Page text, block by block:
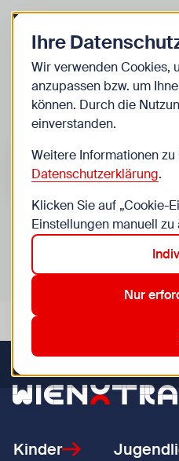
Zurück zur Startseite
Kinder
Suche im Bereich “Kinder”
Suchen
Veranstaltungen in
Aktive Filter:
10. Favoriten 12. Meidling
Zurück zur Startseite
Kinder
Ihre
Wir verwenden Cookies,
anzupassen bzw. um
können. Durch die
einverstanden.
Weitere Informationen
Datenschutzerklärung.
Klicken Sie auf „Cookie-
Einstellungen manuell zu
Nur